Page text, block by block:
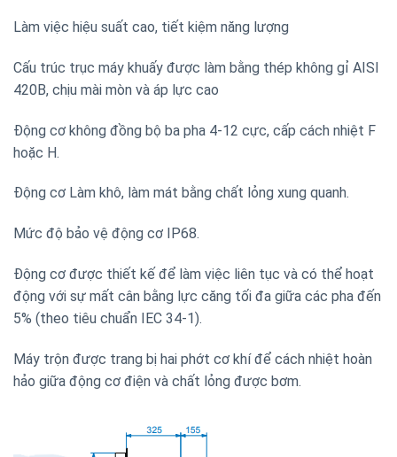
Làm việc hiệu suất cao, tiết kiệm năng lượng
Cấu trúc trục máy khuấy được làm bằng thép không gỉ AISI
420B, chịu mài mòn và áp lực cao
Động cơ không đồng bộ ba pha 4-12 cực, cấp cách nhiệt F
hoặc H.
Động cơ Làm khô, làm mát bằng chất lỏng xung quanh.
Mức độ bảo vệ động cơ IP68.
Động cơ được thiết kế để làm việc liên tục và có thể hoạt
động với sự mất cân bằng lực căng tối đa giữa các pha đến
5% (theo tiêu chuẩn IEC 34-1).
Máy trộn được trang bị hai phớt cơ khí để cách nhiệt hoàn
hảo giữa động cơ điện và chất lỏng được bơm.